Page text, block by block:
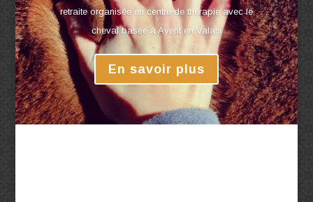
retraite organisée en centre de thérapie avec le
cheval basée à Ayent en Valais
En savoir plus